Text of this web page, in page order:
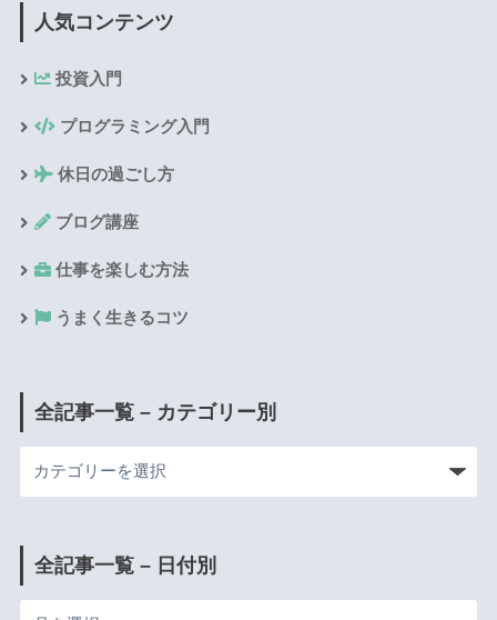
人気コンテンツ
投資入門
プログラミング入門
休日の過ごし方
ブログ講座
仕事を楽しむ方法
うまく生きるコツ
全記事一覧 – カテゴリー別
全記事一覧 – 日付別